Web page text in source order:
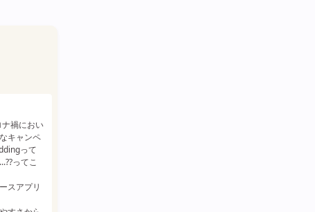
禍におい
キャンペ
って
ってこ
スアプリ